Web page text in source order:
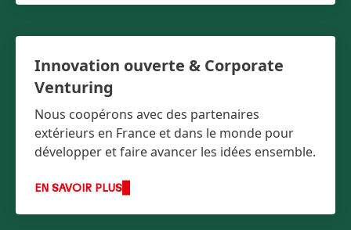
Innovation ouverte & Corporate
Venturing
Nous coopérons avec des partenaires
extérieurs en France et dans le monde pour
développer et faire avancer les idées ensemble.
EN SAVOIR PLUS